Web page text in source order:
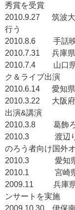
秀賞を受賞
2010.9.27 筑波大
行う
2010.8.6 手話映
2010.7.31 兵庫県
2010.7.4 山口県
ク＆ライブ出演
2010.6.14 愛知県
2010.3.22 大阪府
出演&講演
2010.3.8 葛飾ろ
2010.3 渡辺りえ
のろう者向け国外
2010.3 愛知県
2010.1 宮崎県椎
2009.11 兵庫県
ンサートを実施
2009.10.30 伊保南